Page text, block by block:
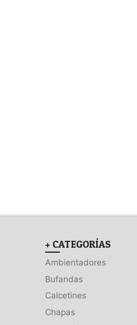
+ CATEGORÍAS
Ambientadores
Bufandas
Calcetines
Chapas